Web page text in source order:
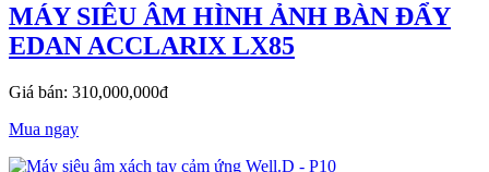
MÁY SIÊU ÂM HÌNH ẢNH BÀN ĐẨY
EDAN ACCLARIX LX85
Giá bán: 310,000,000đ
Mua ngay